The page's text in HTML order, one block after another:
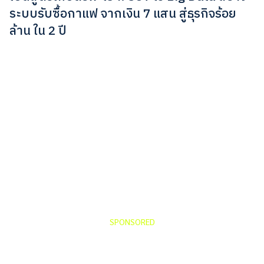
ระบบรับซื้อกาแฟ จากเงิน 7 แสน สู่ธุรกิจร้อย
ล้าน ใน 2 ปี
SPONSORED